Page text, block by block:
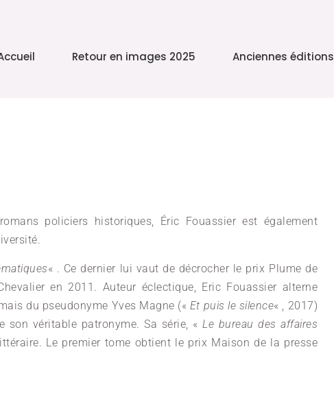
Retour en images 2025 Anciennes éditions
policiers historiques, Éric Fouassier est également
« . Ce dernier lui vaut de décrocher le prix Plume de
en 2011. Auteur éclectique, Eric Fouassier alterne
du pseudonyme Yves Magne (« Et puis le silence« , 2017)
son véritable patronyme. Sa série, «Le bureau des affaires
Le premier tome obtient le prix Maison de la presse